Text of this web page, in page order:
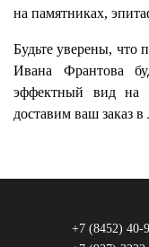
на памятниках,
Будьте уверены, что
Ивана Франтова
эффектный вид на
доставим ваш заказ
+7 (8452) 40-